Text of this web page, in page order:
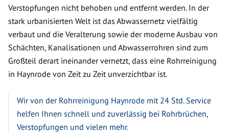
Verstopfungen nicht behoben und entfernt werden. In der
stark urbanisierten Welt ist das Abwassernetz vielfältig
verbaut und die Veralterung sowie der moderne Ausbau von
Schächten, Kanalisationen und Abwasserrohren sind zum
Großteil derart ineinander vernetzt, dass eine Rohrreinigung
in Haynrode von Zeit zu Zeit unverzichtbar ist.
Wir von der Rohrreinigung Haynrode mit 24 Std. Service
helfen Ihnen schnell und zuverlässig bei Rohrbrüchen,
Verstopfungen und vielen mehr.